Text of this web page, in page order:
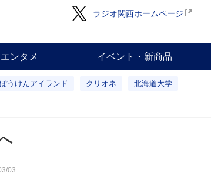
ラジオ関西ホームページ
エンタメ イベント・新商品
ぼうけんアイランド クリオネ 北海道大学
03